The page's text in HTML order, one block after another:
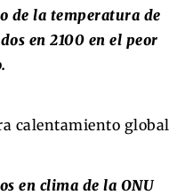
de la temperatura de
en 2100 en el peor
en clima de la ONU